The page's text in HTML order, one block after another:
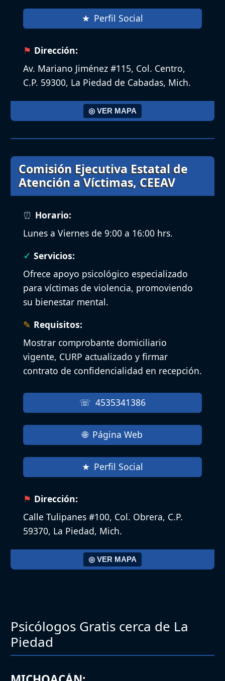
Perfil Social
Dirección:
Av. Mariano Jiménez #115, Col. Centro,
C.P. 59300, La Piedad de Cabadas, Mich.
◎ VER MAPA
Comisión Ejecutiva Estatal de
Atención a Víctimas, CEEAV
Horario:
Lunes a Viernes de 9:00 a 16:00 hrs.
Servicios:
Ofrece apoyo psicológico especializado
para víctimas de violencia, promoviendo
su bienestar mental.
Requisitos:
Mostrar comprobante domiciliario
vigente, CURP actualizado y firmar
contrato de confidencialidad en recepción.
4535341386
Página Web
Perfil Social
Dirección:
Calle Tulipanes #100, Col. Obrera, C.P.
59370, La Piedad, Mich.
◎ VER MAPA
Psicólogos Gratis cerca de La
Piedad